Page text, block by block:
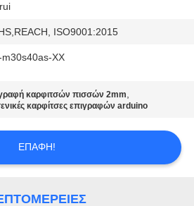
ISO9001:2015
m30s40as-ΧΧ
καρφιτσών πισσών 2mm,
καρφίτσες επιγραφών arduino
ΕΠΑΦΉ!